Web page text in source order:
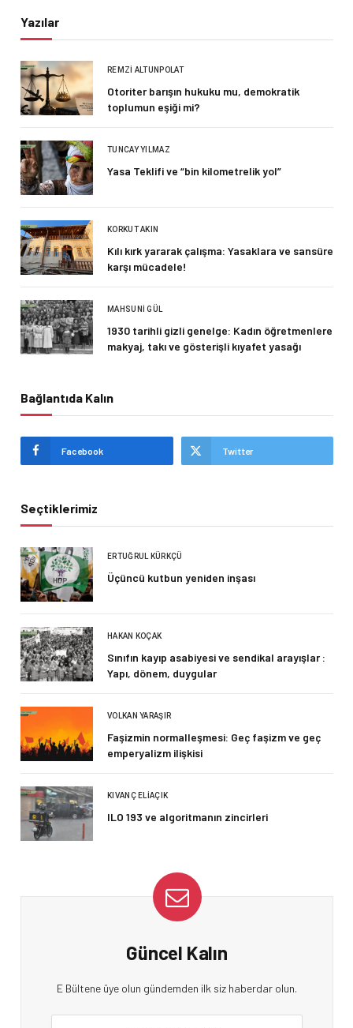
Yazılar
REMZI ALTUNPOLAT
Otoriter barışın hukuku mu, demokratik
toplumun eşiği mi?
TUNCAY YILMAZ
Yasa Teklifi ve “bin kilometrelik yol”
KORKUT AKIN
Kılı kırk yararak çalışma: Yasaklara ve sansüre
karşı mücadele!
MAHSUNI GÜL
1930 tarihli gizli genelge: Kadın öğretmenlere
makyaj, takı ve gösterişli kıyafet yasağı
Bağlantıda Kalın
Facebook Twitter
Seçtiklerimiz
ERTUĞRUL KÜRKÇÜ
Üçüncü kutbun yeniden inşası
HAKAN KOÇAK
Sınıfın kayıp asabiyesi ve sendikal arayışlar :
Yapı, dönem, duygular
VOLKAN YARAŞIR
Faşizmin normalleşmesi: Geç faşizm ve geç
emperyalizm ilişkisi
KIVANÇ ELIAÇIK
ILO 193 ve algoritmanın zincirleri
Güncel Kalın
E Bültene üye olun gündemden ilk siz haberdar olun.